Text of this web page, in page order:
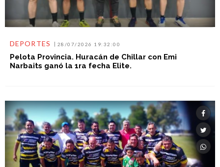
DEPORTES 28/07/2026 19:32:00
Pelota Provincia. Huracán de Chillar con Emi
Narbaits ganó la 1ra fecha Elite.